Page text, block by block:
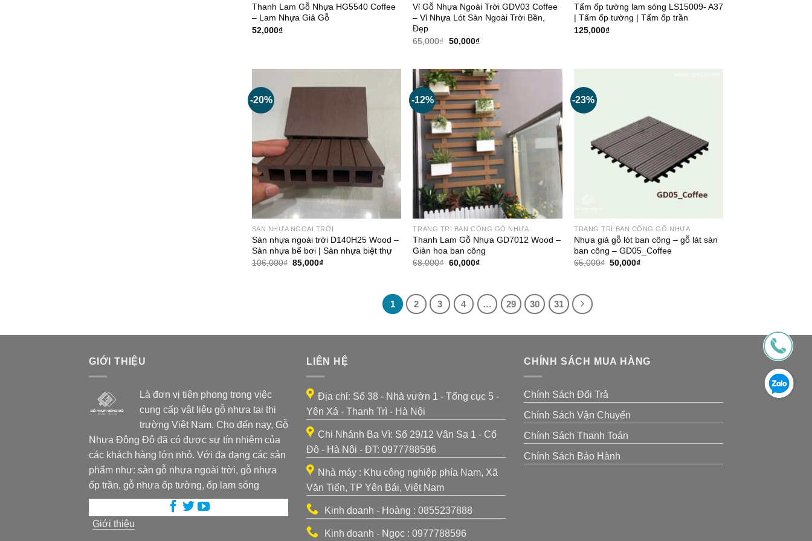
Thanh Lam Gỗ Nhựa HG5540 Coffee
– Lam Nhựa Giả Gỗ
52,000₫
Vỉ Gỗ Nhựa Ngoài Trời GDV03 Coffee
– Vỉ Nhựa Lót Sàn Ngoài Trời Bền,
Đẹp
65,000₫ Giá
50,000₫Giá
50,000₫.
Tấm ốp tường lam sóng LS15009- A37
| Tấm ốp tường | Tấm ốp trần
125,000₫
-20%
SÀN NHỰA NGOÀI TRỜI
Sàn nhựa ngoài trời D140H25 Wood –
Sàn nhựa bể bơi | Sàn nhựa biệt thự
106,000₫ Giá
85,000₫Giá
-12%
TRANG TRÍ BAN CÔNG GỖ NHỰA
Thanh Lam Gỗ Nhựa GD7012 Wood –
Giàn hoa ban công
68,000₫ Giá
60,000₫Giá
60,000₫.
-23%
TRANG TRÍ BAN CÔNG GỖ NHỰA
Nhựa giả gỗ lót ban công – gỗ lát sàn
ban công – GD05_Coffee
65,000₫ Giá
50,000₫Giá
1 2 3 4 … 29 30 31
GIỚI THIỆU
Là đơn vị tiên phong trong việc
cung cấp vật liệu gỗ nhựa tại thị
trường Việt Nam. Cho đến nay, Gỗ
Nhựa Đông Đô đã có được sự tín nhiệm của
các khách hàng lớn nhỏ. Với đa dạng các sản
phẩm như: sàn gỗ nhựa ngoài trời, gỗ nhựa
ốp trần, gỗ nhựa ốp tường, ốp lam sóng
Giới thiệu
LIÊN HỆ
Địa chỉ: Số 38 - Nhà vườn 1 - Tổng cục 5 -
Yên Xá - Thanh Trì - Hà Nội
Chi Nhánh Ba Vì: Số 29/12 Vân Sa 1 - Cổ
Đô - Hà Nội - ĐT: 0977788596
Nhà máy : Khu công nghiệp phía Nam, Xã
Văn Tiến, TP Yên Bái, Việt Nam
Kinh doanh - Hoàng : 0855237888
Kinh doanh - Ngọc : 0977788596
CHÍNH SÁCH MUA HÀNG
Chính Sách Đổi Trả
Chính Sách Vận Chuyển
Chính Sách Thanh Toán
Chính Sách Bảo Hành